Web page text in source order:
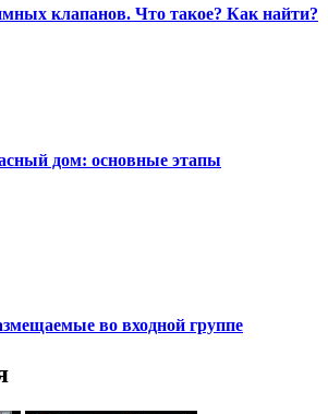
клапанов. Что такое? Как найти?
дом: основные этапы
во входной группе